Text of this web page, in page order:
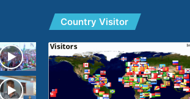
Country Visitor